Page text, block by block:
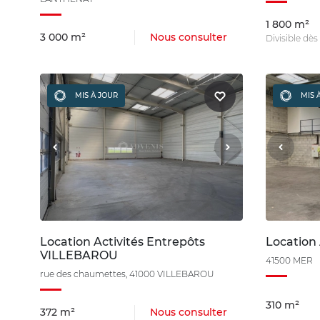
3 000 m² Nous consulter
1 800 m²
Divisible
MIS À JOUR
Location Activités Entrepôts
VILLEBAROU
rue des chaumettes, 41000 VILLEBAROU
372 m² Nous consulter
MIS
Location
41500 MER
310 m²